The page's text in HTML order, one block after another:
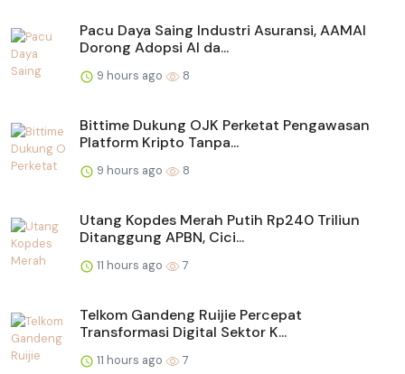
Pacu Daya Saing Industri Asuransi, AAMAI
Dorong Adopsi AI da...
9 hours ago 8
Bittime Dukung OJK Perketat Pengawasan
Platform Kripto Tanpa...
9 hours ago 8
Utang Kopdes Merah Putih Rp240 Triliun
Ditanggung APBN, Cici...
11 hours ago 7
Telkom Gandeng Ruijie Percepat
Transformasi Digital Sektor K...
11 hours ago 7